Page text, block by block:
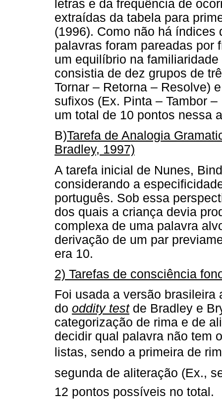
letras e da frequência de
extraídas da tabela para
(1996). Como não há índices
palavras foram pareadas por
um equilíbrio na
consistia de dez grupos de
Tornar – Retorna – Resolve)
sufixos (Ex. Pinta – Tambor
um total de 10 pontos nessa
B)Tarefa de Analogia
Bradley, 1997)
A tarefa inicial de Nunes,
considerando a
português. Sob essa
dos quais a criança devia
complexa de uma palavra
derivação de um par
era 10.
2) Tarefas de consciência
Foi usada a versão brasileira
do oddity testde Bradley e
categorização de rima e de
decidir qual palavra não tem
listas, sendo a primeira de rima
segunda de aliteração (Ex.,
12 pontos possíveis no total.